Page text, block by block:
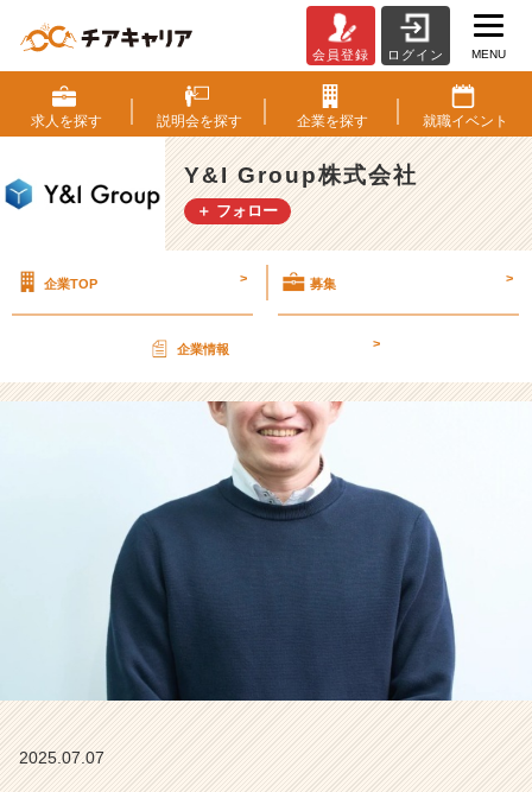
み
か
け
た
プ
ロ
手
の
見
つ
心
会員登録 ログイン MENU
求人を探す 説明会を探す 企業を探す 就職イベント
Y&I Group株式会社
＋ フォロー
企業TOP > 募集 >
企業情報 >
2025.07.07